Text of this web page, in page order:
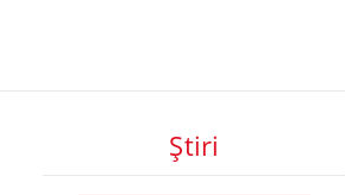
Ştiri